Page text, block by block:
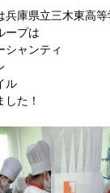
兵庫県立三木東高
ープは
シャンティ
ル
した！